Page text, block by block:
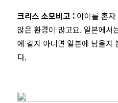
크리스 소모비고 : 아이를 혼
않은 환경이 많고요. 일본에서
에 갈지 아니면 일본에 남을지
다.